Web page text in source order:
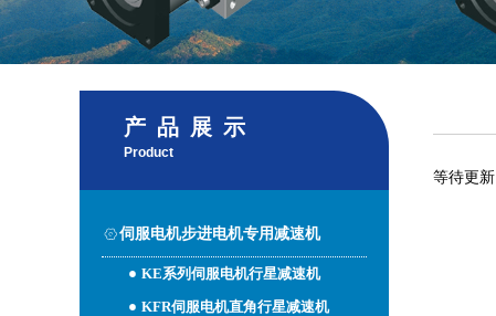
产品展示
Product
伺服电机步进电机专用减速机
KE系列伺服电机行星减速机
KFR伺服电机直角行星减速机
等待更新